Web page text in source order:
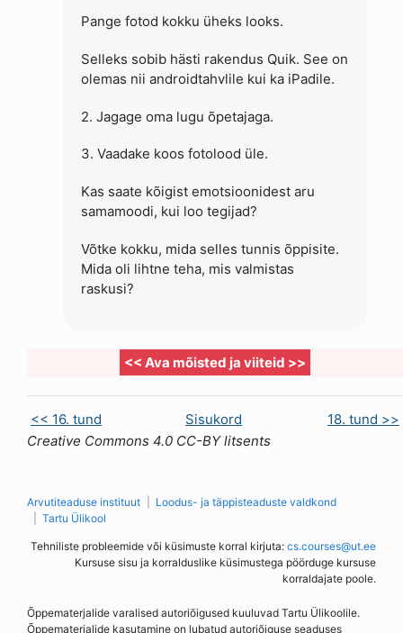
Pange fotod kokku üheks looks.
Selleks sobib hästi rakendus Quik. See on
olemas nii androidtahvlile kui ka iPadile.
2. Jagage oma lugu õpetajaga.
3. Vaadake koos fotolood üle.
Kas saate kõigist emotsioonidest aru
samamoodi, kui loo tegijad?
Võtke kokku, mida selles tunnis õppisite.
Mida oli lihtne teha, mis valmistas
raskusi?
<< Ava mõisted ja viiteid >>
<< 16. tund Sisukord
18. tund >>
Creative Commons 4.0 CC-BY litsents
Arvutiteaduse instituut
Loodus- ja täppisteaduste valdkond
Tartu Ülikool
Tehniliste probleemide või küsimuste korral kirjuta: cs.courses@ut.ee
Kursuse sisu ja korralduslike küsimustega pöörduge kursuse
korraldajate poole.
Õppematerjalide varalised autoriõigused kuuluvad Tartu Ülikoolile.
Õppematerjalide kasutamine on lubatud autoriõiguse seaduses